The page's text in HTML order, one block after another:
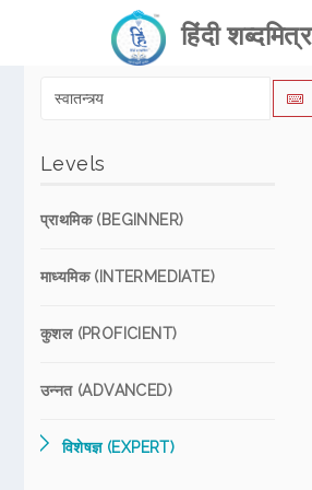
हिंदी शब्दमित्र
Levels
प्राथमिक (BEGINNER)
माध्यमिक (INTERMEDIATE)
कुशल (PROFICIENT)
उन्नत (ADVANCED)
विशेषज्ञ (EXPERT)